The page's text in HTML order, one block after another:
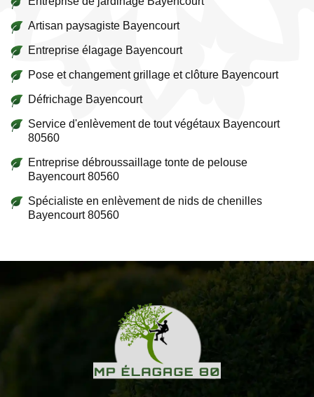
Artisan paysagiste Bayencourt
Entreprise élagage Bayencourt
Pose et changement grillage et clôture Bayencourt
Défrichage Bayencourt
Service d'enlèvement de tout végétaux Bayencourt
80560
Entreprise débroussaillage tonte de pelouse
Bayencourt 80560
Spécialiste en enlèvement de nids de chenilles
Bayencourt 80560